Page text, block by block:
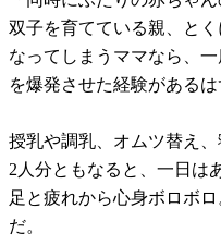
双子を育てている親、と
なってしまうママなら、
を爆発させた経験があるは
授乳や調乳、オムツ替え
2人分ともなると、一日は
足と疲れから心身ボロボ
だ。